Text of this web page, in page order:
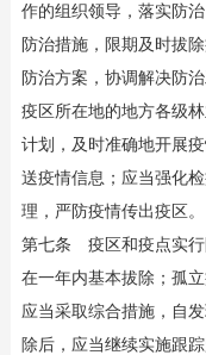
作的组织领导，落实防
防治措施，限期及时拔
防治方案，协调解决防
疫区所在地的地方各级
计划，及时准确地开展
送疫情信息；应当强化
理，严防疫情传出疫区。
第七条 疫区和疫点实行
在一年内基本拔除；孤
应当采取综合措施，自
除后，应当继续实施跟